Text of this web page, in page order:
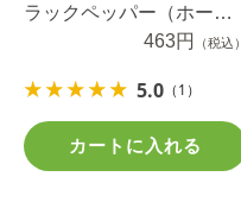
ラックペッパー（ホー
463円 （税込）
5.0 （1）
カートに入れる